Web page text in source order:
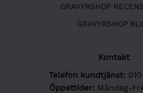
GRAVYRSHOP
GRAVYRSHOP
Kontakt
Telefon kundtjänst:
Öppettider: Måndag-